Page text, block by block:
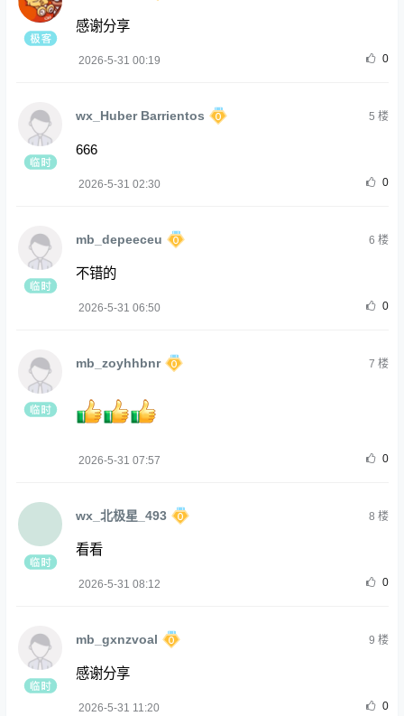
感谢分享
2026-5-31 00:19 0
wx_Huber Barrientos 5 楼
666
2026-5-31 02:30 0
mb_depeeceu 6 楼
不错的
2026-5-31 06:50 0
mb_zoyhhbnr 7 楼
2026-5-31 07:57 0
wx_北极星_493 8 楼
看看
2026-5-31 08:12 0
mb_gxnzvoal 9 楼
感谢分享
2026-5-31 11:20 0